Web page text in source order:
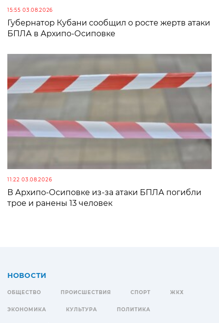
15:55 03.08.2026
Губернатор Кубани сообщил о росте жертв атаки
БПЛА в Архипо-Осиповке
11:22 03.08.2026
В Архипо-Осиповке из-за атаки БПЛА погибли
трое и ранены 13 человек
НОВОСТИ
ОБЩЕСТВО ПРОИСШЕСТВИЯ СПОРТ ЖКХ
ЭКОНОМИКА КУЛЬТУРА ПОЛИТИКА